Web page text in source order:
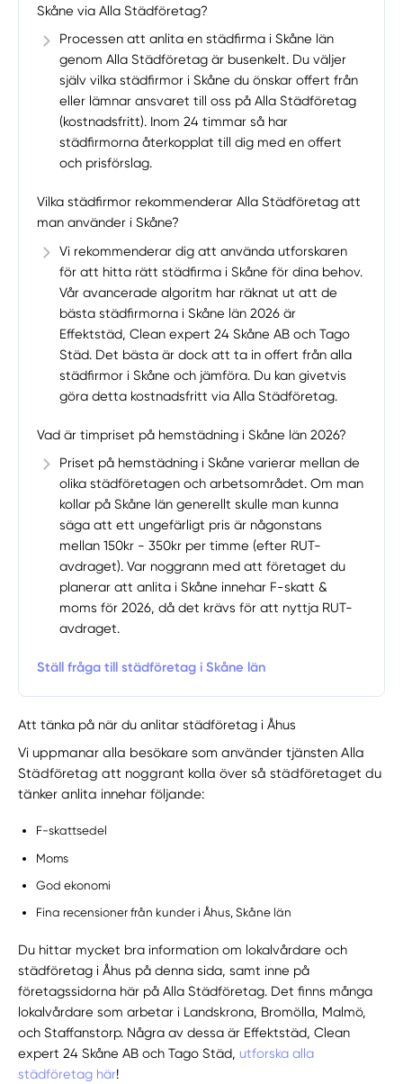
Skåne via Alla Städföretag?
Processen att anlita en städfirma i Skåne län
genom Alla Städföretag är busenkelt. Du väljer
själv vilka städfirmor i Skåne du önskar offert från
eller lämnar ansvaret till oss på Alla Städföretag
(kostnadsfritt). Inom 24 timmar så har
städfirmorna återkopplat till dig med en offert
och prisförslag.
Vilka städfirmor rekommenderar Alla Städföretag att
man använder i Skåne?
Vi rekommenderar dig att använda utforskaren
för att hitta rätt städfirma i Skåne för dina behov.
Vår avancerade algoritm har räknat ut att de
bästa städfirmorna i Skåne län 2026 är
Effektstäd, Clean expert 24 Skåne AB och Tago
Städ. Det bästa är dock att ta in offert från alla
städfirmor i Skåne och jämföra. Du kan givetvis
göra detta kostnadsfritt via Alla Städföretag.
Vad är timpriset på hemstädning i Skåne län 2026?
Priset på hemstädning i Skåne varierar mellan de
olika städföretagen och arbetsområdet. Om man
kollar på Skåne län generellt skulle man kunna
säga att ett ungefärligt pris är någonstans
mellan 150kr - 350kr per timme (efter RUT-
avdraget). Var noggrann med att företaget du
planerar att anlita i Skåne innehar F-skatt &
moms för 2026, då det krävs för att nyttja RUT-
avdraget.
Ställ fråga till städföretag i Skåne län
Att tänka på när du anlitar städföretag i Åhus
Vi uppmanar alla besökare som använder tjänsten Alla
Städföretag att noggrant kolla över så städföretaget du
tänker anlita innehar följande:
F-skattsedel
Moms
God ekonomi
Fina recensioner från kunder i Åhus, Skåne län
Du hittar mycket bra information om lokalvårdare och
städföretag i Åhus på denna sida, samt inne på
företagssidorna här på Alla Städföretag. Det finns många
lokalvårdare som arbetar i Landskrona, Bromölla, Malmö,
och Staffanstorp. Några av dessa är Effektstäd, Clean
expert 24 Skåne AB och Tago Städ, utforska alla
städföretag här!